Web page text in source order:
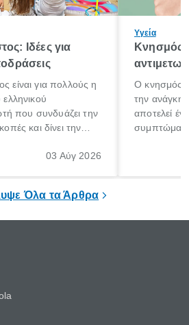
Ιδέες για
είναι για πολλούς η
που συνδυάζει την
και δίνει την
για λίγες μέρες03 Αύγ 2026
Υγεία
Κνησμός:
Ο κνησμός
την ανάγκη
αποτελεί
Όλα τα Άρθρα